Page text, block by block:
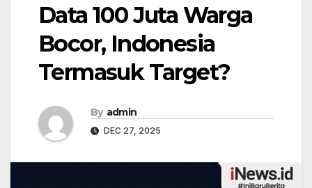
Data 100 Juta Warga
Bocor, Indonesia
Termasuk Target?
By admin
DEC 27, 2025